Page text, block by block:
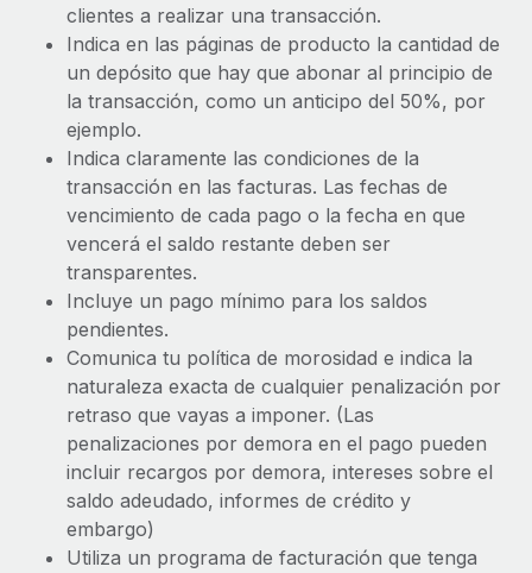
clientes a realizar una transacción.
Indica en las páginas de producto la cantidad de
un depósito que hay que abonar al principio de
la transacción, como un anticipo del 50%, por
ejemplo.
Indica claramente las condiciones de la
transacción en las facturas. Las fechas de
vencimiento de cada pago o la fecha en que
vencerá el saldo restante deben ser
transparentes.
Incluye un pago mínimo para los saldos
pendientes.
Comunica tu política de morosidad e indica la
naturaleza exacta de cualquier penalización por
retraso que vayas a imponer. (Las
penalizaciones por demora en el pago pueden
incluir recargos por demora, intereses sobre el
saldo adeudado, informes de crédito y
embargo)
Utiliza un programa de facturación que tenga